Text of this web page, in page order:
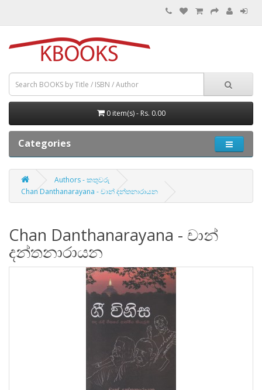
0 item(s) - Rs. 0.00
Categories
Authors - කතුවරු
Chan Danthanarayana - චාන් දන්තනාරායන
Chan Danthanarayana - චාන්
දන්තනාරායන